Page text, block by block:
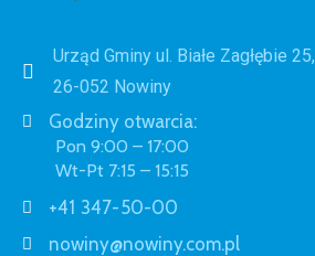
Urząd Gminy ul. Białe Zagłębie 25,
26-052 Nowiny
Godziny otwarcia:
Pon 9:00 – 17:00
Wt-Pt 7:15 – 15:15
+41 347-50-00
nowiny@nowiny.com.pl